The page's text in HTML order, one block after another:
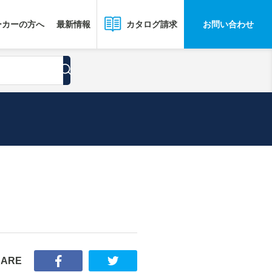
ーの方へ 最新情報 カタログ請求 お問い合わせ